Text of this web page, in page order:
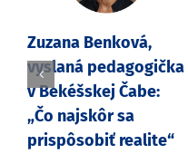
Zuzana Benková,
vyslaná pedagogička
v Bekéšskej Čabe:
„Čo najskôr sa
prispôsobiť realite“